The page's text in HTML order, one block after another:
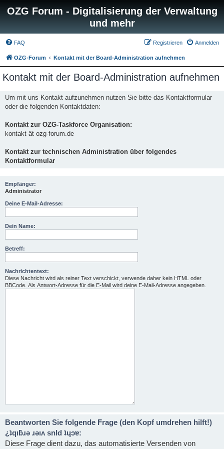
OZG Forum - Digitalisierung der Verwaltung
und mehr
FAQ Anmelden
Registrieren
OZG-Forum Kontakt mit der Board-Administration aufnehmen
Kontakt mit der Board-Administration aufnehmen
Um mit uns Kontakt aufzunehmen nutzen Sie bitte das Kontaktformular
oder die folgenden Kontaktdaten:
Kontakt zur OZG-Taskforce Organisation:
kontakt ät ozg-forum.de
Kontakt zur technischen Administration über folgendes
Kontaktformular
Empfänger:
Administrator
Deine E-Mail-Adresse:
Dein Name:
Betreff:
Nachrichtentext:
Diese Nachricht wird als reiner Text verschickt, verwende daher kein HTML oder
BBCode. Als Antwort-Adresse für die E-Mail wird deine E-Mail-Adresse angegeben.
Beantworten Sie folgende Frage (den Kopf umdrehen hilft!)
¿ʇqıƃɹǝ ɹǝıʌ snld ʇɥɔɐ:
Diese Frage dient dazu, das automatisierte Versenden von